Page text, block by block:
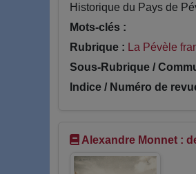
Historique du Pays de
Mots-clés :
Rubrique : La Pévèle
Sous-Rubrique /
Indice / Numéro de
Alexandre Monnet :